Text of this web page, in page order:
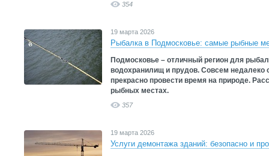
354
19 марта 2026
Рыбалка в Подмосковье: самые рыбные
Подмосковье – отличный регион для
водохранилищ и прудов. Совсем недалеко
прекрасно провести время на природе.
рыбных местах.
357
19 марта 2026
Услуги демонтажа зданий: безопасно и